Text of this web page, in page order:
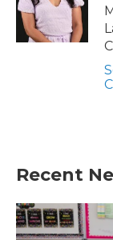
o
k
I
n
Recent